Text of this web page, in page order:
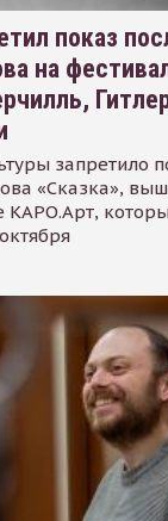
показ
на
запретило
«Сказка»,
КАРО.Арт,